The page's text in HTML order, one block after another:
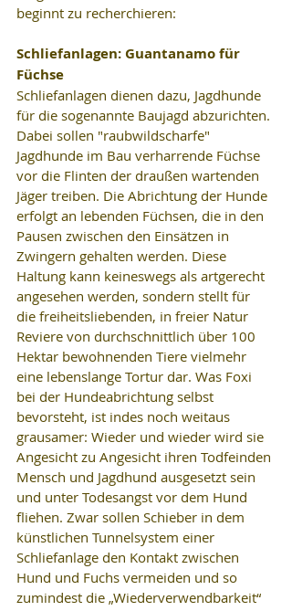
beginnt zu recherchieren:
Schliefanlagen: Guantanamo für
Füchse
Schliefanlagen dienen dazu, Jagdhunde
für die sogenannte Baujagd abzurichten.
Dabei sollen "raubwildscharfe"
Jagdhunde im Bau verharrende Füchse
vor die Flinten der draußen wartenden
Jäger treiben. Die Abrichtung der Hunde
erfolgt an lebenden Füchsen, die in den
Pausen zwischen den Einsätzen in
Zwingern gehalten werden. Diese
Haltung kann keineswegs als artgerecht
angesehen werden, sondern stellt für
die freiheitsliebenden, in freier Natur
Reviere von durchschnittlich über 100
Hektar bewohnenden Tiere vielmehr
eine lebenslange Tortur dar. Was Foxi
bei der Hundeabrichtung selbst
bevorsteht, ist indes noch weitaus
grausamer: Wieder und wieder wird sie
Angesicht zu Angesicht ihren Todfeinden
Mensch und Jagdhund ausgesetzt sein
und unter Todesangst vor dem Hund
fliehen. Zwar sollen Schieber in dem
künstlichen Tunnelsystem einer
Schliefanlage den Kontakt zwischen
Hund und Fuchs vermeiden und so
zumindest die „Wiederverwendbarkeit“